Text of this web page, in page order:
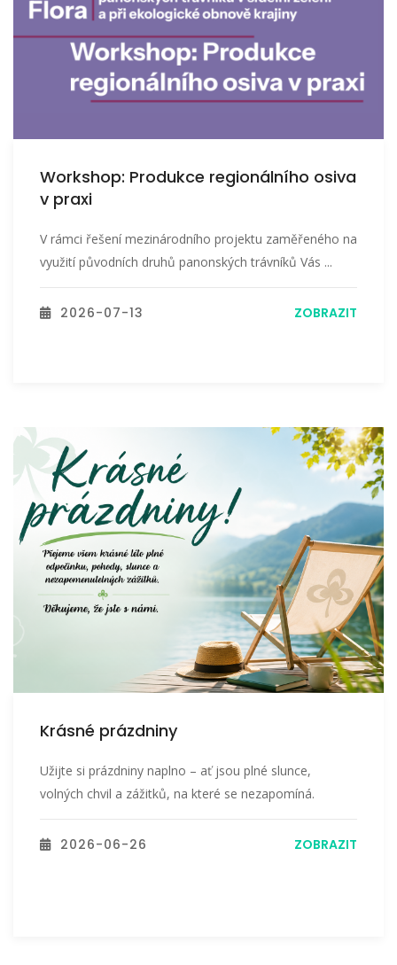
Workshop: Produkce regionálního osiva
v praxi
V rámci řešení mezinárodního projektu zaměřeného na
využití původních druhů panonských trávníků Vás ...
2026-07-13 ZOBRAZIT
Krásné prázdniny
Užijte si prázdniny naplno – ať jsou plné slunce,
volných chvil a zážitků, na které se nezapomíná.
2026-06-26 ZOBRAZIT